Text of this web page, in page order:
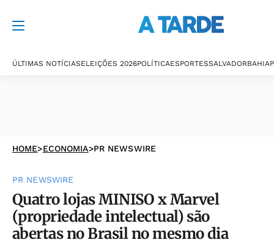
ÚLTIMAS NOTÍCIASELEIÇÕES 2026POLÍTICAESPORTESSALVADORBAHIA
HOME>ECONOMIA>PR NEWSWIRE
PR NEWSWIRE
Quatro lojas MINISO x Marvel
(propriedade intelectual) são
abertas no Brasil no mesmo dia